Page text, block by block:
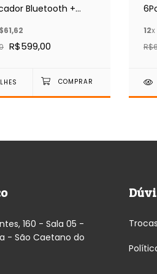
Bluetooth +
R$599,00
12
160 - Sala 05 -
- São Caetano do